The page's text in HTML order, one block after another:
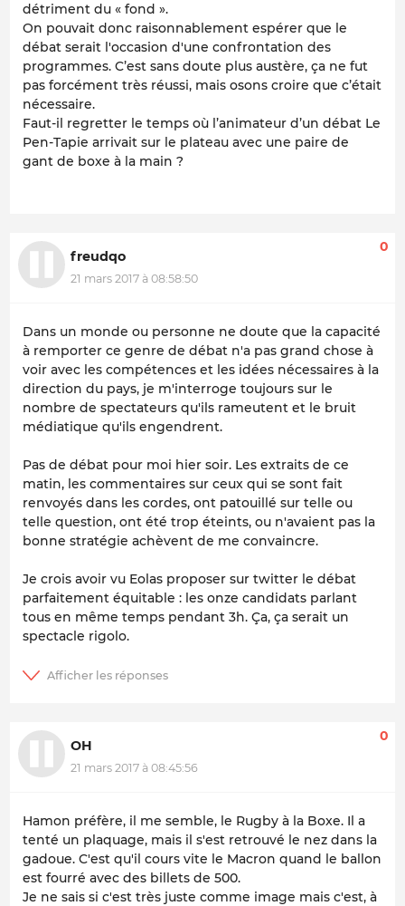
détriment du « fond ».
On pouvait donc raisonnablement espérer que le
débat serait l'occasion d'une confrontation des
programmes. C’est sans doute plus austère, ça ne fut
pas forcément très réussi, mais osons croire que c’était
nécessaire.
Faut-il regretter le temps où l’animateur d’un débat Le
Pen-Tapie arrivait sur le plateau avec une paire de
gant de boxe à la main ?
freudqo
21 mars 2017 à 08:58:50
0
Dans un monde ou personne ne doute que la capacité
à remporter ce genre de débat n'a pas grand chose à
voir avec les compétences et les idées nécessaires à la
direction du pays, je m'interroge toujours sur le
nombre de spectateurs qu'ils rameutent et le bruit
médiatique qu'ils engendrent.
Pas de débat pour moi hier soir. Les extraits de ce
matin, les commentaires sur ceux qui se sont fait
renvoyés dans les cordes, ont patouillé sur telle ou
telle question, ont été trop éteints, ou n'avaient pas la
bonne stratégie achèvent de me convaincre.
Je crois avoir vu Eolas proposer sur twitter le débat
parfaitement équitable : les onze candidats parlant
tous en même temps pendant 3h. Ça, ça serait un
spectacle rigolo.
OH
21 mars 2017 à 08:45:56
0
Hamon préfère, il me semble, le Rugby à la Boxe. Il a
tenté un plaquage, mais il s'est retrouvé le nez dans la
gadoue. C'est qu'il cours vite le Macron quand le ballon
est fourré avec des billets de 500.
Je ne sais si c'est très juste comme image mais c'est, à